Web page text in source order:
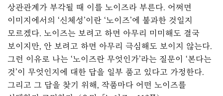
상관관계가 부각될 때 이를 노이즈라 부른다. 어쩌면
이미지에서의 ‘신체성’이란 ‘노이즈’에 불과한 것일지
모르겠다. 노이즈는 보려고 하면 아무리 미미해도 결국
보이지만, 안 보려고 하면 아무리 극심해도 보이지 않는다.
그런 이유로 나는 ‘노이즈란 무엇인가’라는 질문이 ‘본다는
것’이 무엇인지에 대한 답을 일부 품고 있다고 가정한다.
그리고 그 답을 찾기 위해, 작품마다 어떤 노이즈를